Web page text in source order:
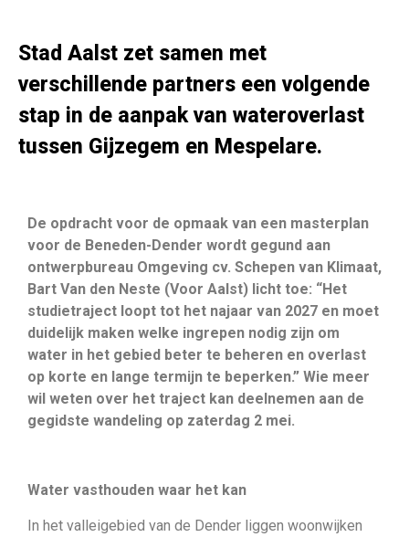
Stad Aalst zet samen met
verschillende partners een volgende
stap in de aanpak van wateroverlast
tussen Gijzegem en Mespelare.
De opdracht voor de opmaak van een masterplan
voor de Beneden-Dender wordt gegund aan
ontwerpbureau Omgeving cv. Schepen van Klimaat,
Bart Van den Neste (Voor Aalst) licht toe: “Het
studietraject loopt tot het najaar van 2027 en moet
duidelijk maken welke ingrepen nodig zijn om
water in het gebied beter te beheren en overlast
op korte en lange termijn te beperken.” Wie meer
wil weten over het traject kan deelnemen aan de
gegidste wandeling op zaterdag 2 mei.
Water vasthouden waar het kan
In het valleigebied van de Dender liggen woonwijken